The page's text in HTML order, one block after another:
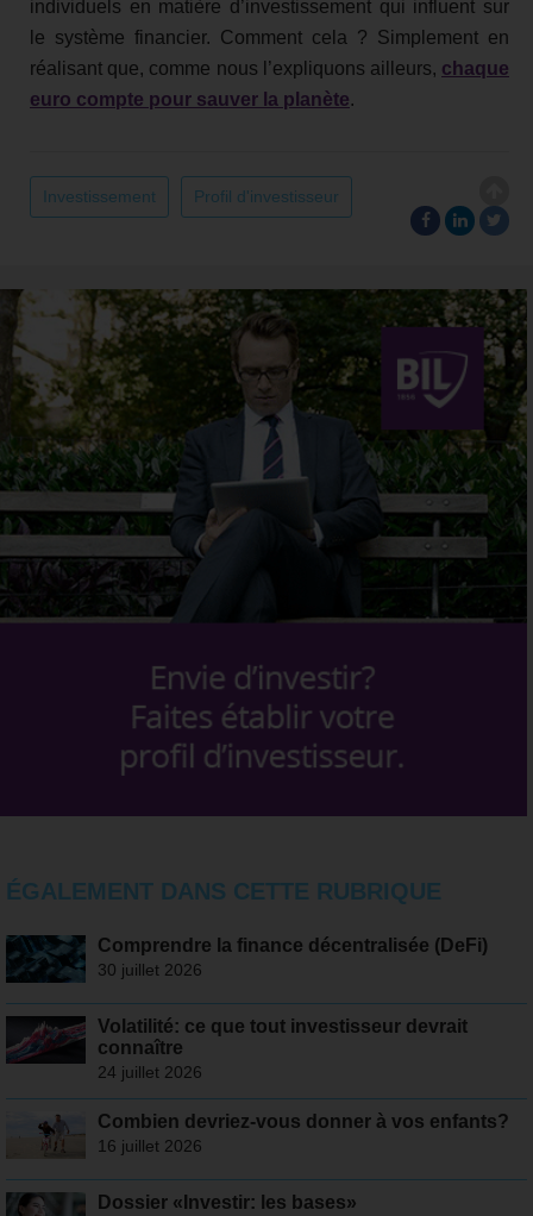
individuels en matière d’investissement qui influent sur
le système financier. Comment cela ? Simplement en
réalisant que, comme nous l’expliquons ailleurs, chaque
euro compte pour sauver la planète.
Investissement Profil d'investisseur
ÉGALEMENT DANS CETTE RUBRIQUE
Comprendre la finance décentralisée (DeFi)
30 juillet 2026
Volatilité: ce que tout investisseur devrait
connaître
24 juillet 2026
Combien devriez-vous donner à vos enfants?
16 juillet 2026
Dossier «Investir: les bases»